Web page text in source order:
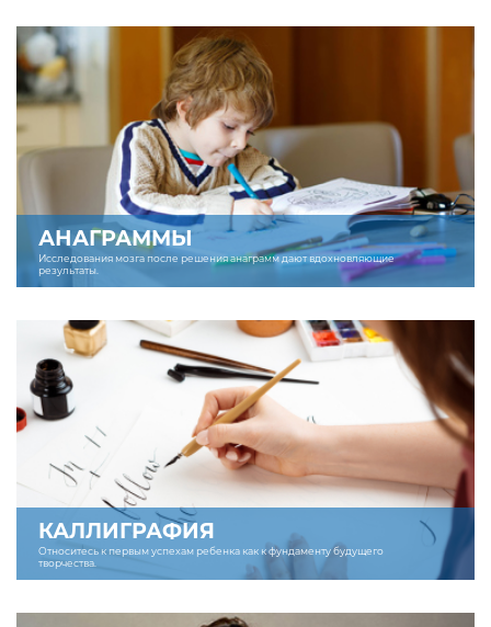
АНАГРАММЫ
Исследования мозга после решения анаграмм дают вдохновляющие
результаты.
КАЛЛИГРАФИЯ
Относитесь к первым успехам ребенка как к фундаменту будущего
творчества.